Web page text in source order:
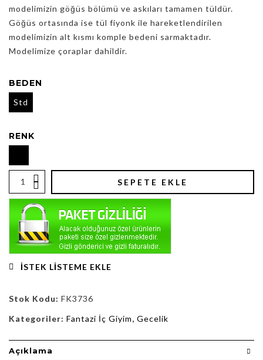
modelimizin göğüs bölümü ve askıları tamamen tüldür.
Göğüs ortasında ise tül fiyonk ile hareketlendirilen
modelimizin alt kısmı komple bedeni sarmaktadır.
Modelimize çoraplar dahildir.
BEDEN
Std
RENK
SEPETE EKLE
İSTEK LISTEME EKLE
Stok Kodu: FK3736
Kategoriler: Fantazi İç Giyim, Gecelik
Açıklama